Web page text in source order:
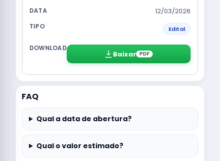
12/03/2026
Edital
Baixar PDF
FAQ
Qual a data de abertura?
Qual o valor estimado?